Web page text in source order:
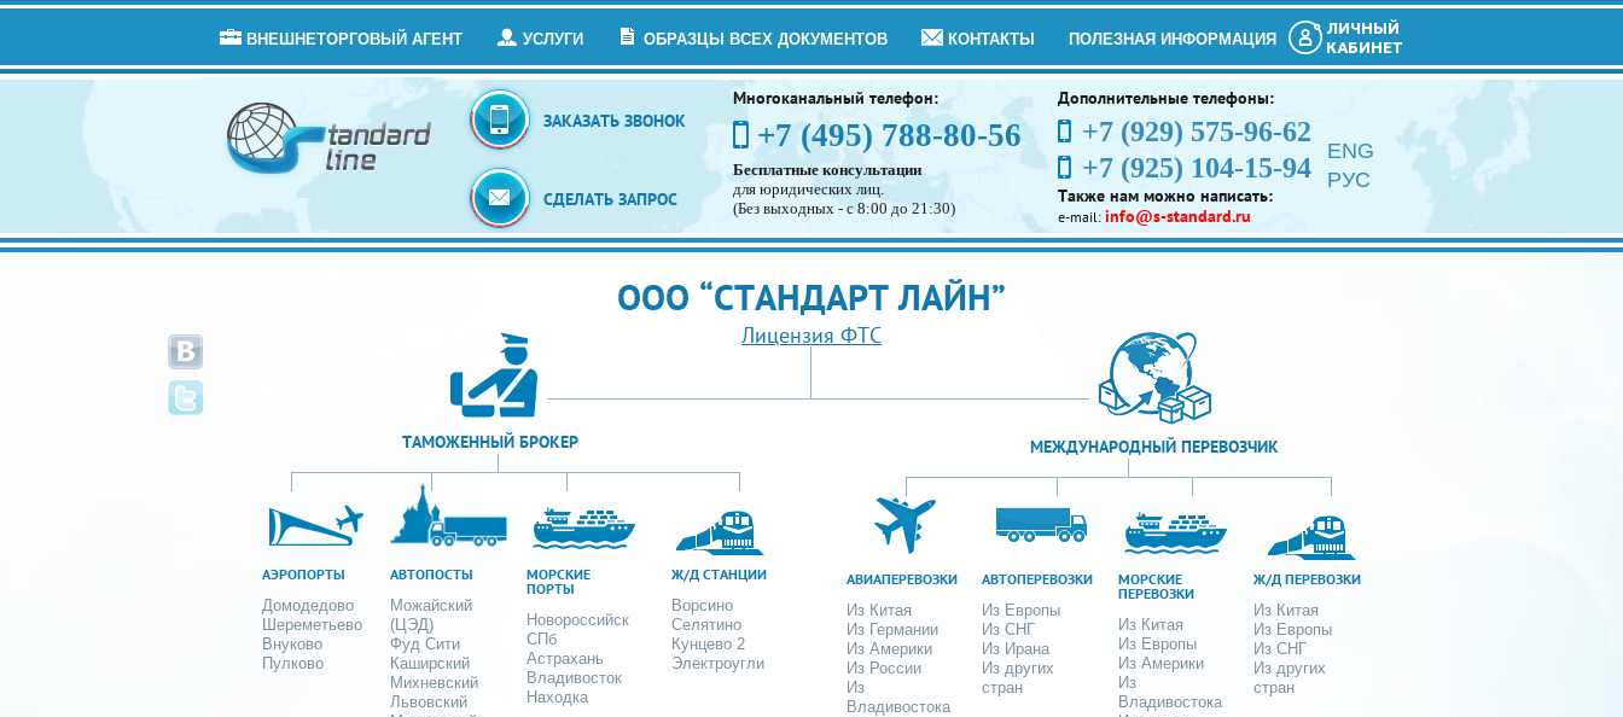
ВНЕШНЕТОРГОВЫЙ АГЕНТ УСЛУГИ ОБРАЗЦЫ ВСЕХ ДОКУМЕНТОВ КОНТАКТЫ ПОЛЕЗНАЯ ИНФОРМАЦИЯ
ЛИЧНЫЙ
КАБИНЕТ
ЗАКАЗАТЬ ЗВОНОК
СДЕЛАТЬ ЗАПРОС
Многоканальный телефон:
+7 (495) 788-80-56
Бесплатные консультации
для юридических лиц.
(Без выходных - с 8:00 до 21:30)
Дополнительные телефоны:
+7 (929) 575-96-62
+7 (925) 104-15-94
Также нам можно написать:
e-mail: info@s-standard.ru
ENG
РУС
ООО “СТАНДАРТ ЛАЙН”
Лицензия ФТС
ТАМОЖЕННЫЙ БРОКЕР
АЭРОПОРТЫ
Домодедово
Шереметьево
Внуково
Пулково
АВТОПОСТЫ
Можайский
(ЦЭД)
Фуд Сити
Каширский
Михневский
Львовский
МОРСКИЕ
ПОРТЫ
Новороссийск
СПб
Астрахань
Владивосток
Находка
Ж/Д СТАНЦИИ
Ворсино
Селятино
Кунцево 2
Электроугли
МЕЖДУНАРОДНЫЙ ПЕРЕВОЗЧИК
АВИАПЕРЕВОЗКИ
Из Китая
Из Германии
Из Америки
Из России
Из
Владивостока
АВТОПЕРЕВОЗКИ
Из Европы
Из СНГ
Из Ирана
Из других
стран
МОРСКИЕ
ПЕРЕВОЗКИ
Из Китая
Из Европы
Из Америки
Из
Владивостока
Ж/Д ПЕРЕВОЗКИ
Из Китая
Из Европы
Из СНГ
Из других
стран